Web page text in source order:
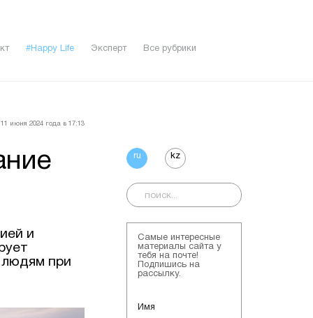
#Happy Life Эксперт Все рубрики
июня 2024 года в 17:13
и
людям при
ru kz
Самые интересные
материалы сайта у
тебя на почте!
Подпишись на
рассылку.
Имя